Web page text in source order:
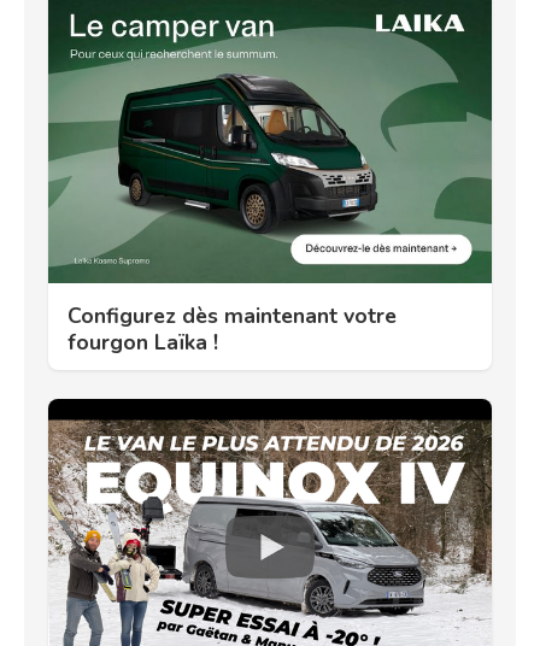
Configurez dès maintenant votre
fourgon Laïka !